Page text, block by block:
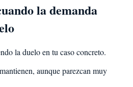
la demanda
la duelo en tu caso concreto.
aunque parezcan muy